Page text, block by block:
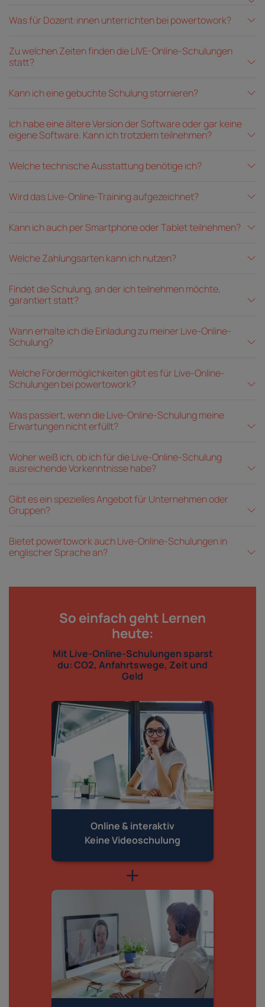
Was für Dozent:innen unterrichten bei powertowork?
Zu welchen Zeiten finden die LIVE-Online-Schulungen
statt?
Kann ich eine gebuchte Schulung stornieren?
Ich habe eine ältere Version der Software oder gar keine
eigene Software. Kann ich trotzdem teilnehmen?
Welche technische Ausstattung benötige ich?
Wird das Live-Online-Training aufgezeichnet?
Kann ich auch per Smartphone oder Tablet teilnehmen?
Welche Zahlungsarten kann ich nutzen?
Findet die Schulung, an der ich teilnehmen möchte,
garantiert statt?
Wann erhalte ich die Einladung zu meiner Live-Online-
Schulung?
Welche Fördermöglichkeiten gibt es für Live-Online-
Schulungen bei powertowork?
Was passiert, wenn die Live-Online-Schulung meine
Erwartungen nicht erfüllt?
Woher weiß ich, ob ich für die Live-Online-Schulung
ausreichende Vorkenntnisse habe?
Gibt es ein spezielles Angebot für Unternehmen oder
Gruppen?
Bietet powertowork auch Live-Online-Schulungen in
englischer Sprache an?
So einfach geht Lernen
heute:
Mit Live-Online-Schulungen sparst
du: CO2, Anfahrtswege, Zeit und
Geld
Online & interaktiv
Keine Videoschulung